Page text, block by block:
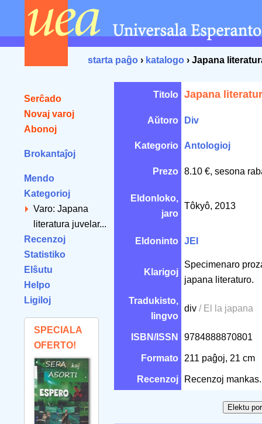
starta paĝo › katalogo › Japana
Serĉado
Novaj varoj
Abonoj
Brokantaĵoj
Mendo
Kategorioj
Varo: Japana
literatura juvelar...
Recenzoj
Statistiko
Elŝutu
Helpo
Ligiloj
SPECIALA
OFERTO!
Titolo Japana
Aŭtoro Div
Kategorio Antologioj
Prezo 8.10 €, sesona
Eldonloko,
jaro
Tôkyô, 2013
Eldoninto JEI
Klarigoj
Specimenaro
japana literaturo.
Tradukisto,
lingvo
div / El la japana
ISBN/ISSN 9784888870801
Formato 211 paĝoj, 21 cm
Recenzoj Recenzoj mankas.